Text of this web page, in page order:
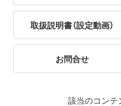
取扱説明書（設定動画）
お問合せ
該当のコンテ